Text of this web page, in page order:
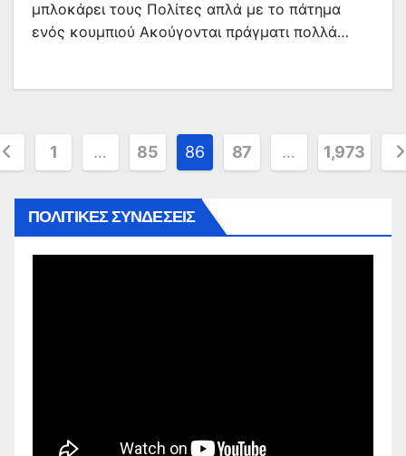
μπλοκάρει τους Πολίτες απλά με το πάτημα
ενός κουμπιού Ακούγονται πράγματι πολλά…
1 … 85 86 87 … 1,973
ΠΟΛΙΤΙΚΕΣ ΣΥΝΔΕΣΕΙΣ